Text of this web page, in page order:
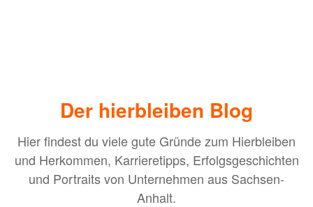
Der hierbleiben Blog
Hier findest du viele gute Gründe zum Hierbleiben
und Herkommen, Karrieretipps, Erfolgsgeschichten
und Portraits von Unternehmen aus Sachsen-
Anhalt.